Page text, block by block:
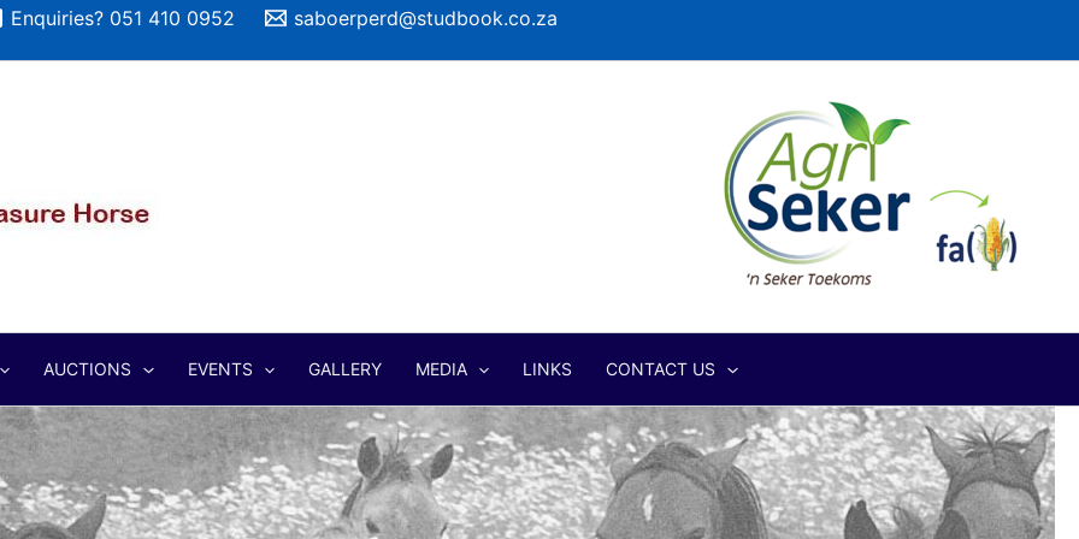
Enquiries? 051 410 0952 saboerperd@studbook.co.za
AUCTIONS EVENTS GALLERY MEDIA LINKS CONTACT US